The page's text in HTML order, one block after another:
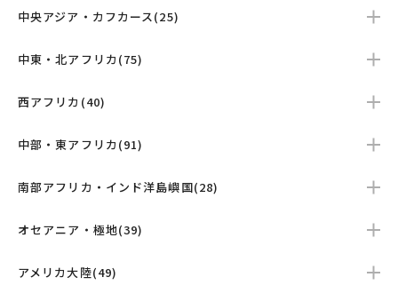
中央アジア・カフカース(25)
中東・北アフリカ(75)
西アフリカ(40)
中部・東アフリカ(91)
南部アフリカ・インド洋島嶼国(28)
オセアニア・極地(39)
アメリカ大陸(49)